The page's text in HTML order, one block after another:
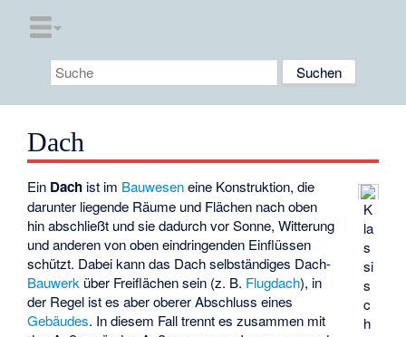
Dach
K
la
s
si
s
c
h
Ein Dach ist im Bauweseneine Konstruktion, die
darunter liegende Räume und Flächen nach oben
hin abschließt und sie dadurch vor Sonne, Witterung
und anderen von oben eindringenden Einflüssen
schützt. Dabei kann das Dach selbständiges Dach-
Bauwerk über Freiflächen sein (z. B. Flugdach), in
der Regel ist es aber oberer Abschluss eines
Gebäudes. In diesem Fall trennt es zusammen mit